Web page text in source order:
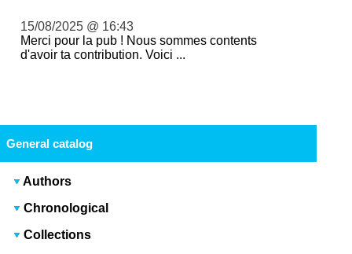
15/08/2025 @ 16:43
Merci pour la pub ! Nous sommes contents
d'avoir ta contribution. Voici ...
General catalog
Authors
Chronological
Collections